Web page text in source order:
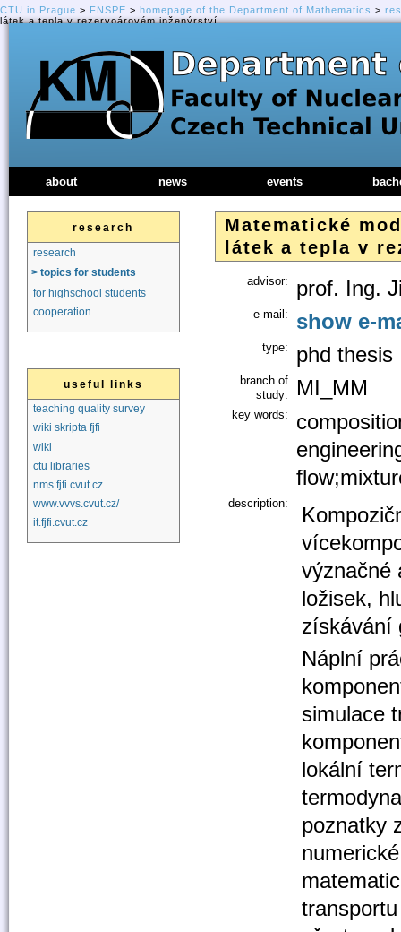
CTU in Prague > FNSPE > homepage of the Department of Mathematics >
látek a tepla v rezervoárovém inženýrství
Matematické
látek a tepla v
advisor: prof. Ing.
e-mail: show e-
type: phd thesis
branch of
study:
MI_MM
key words:
description:
význačné
ložisek,
získávání
Náplní
simulace
lokální
poznatky
about news events
research
research
> topics for students
for highschool students
cooperation
useful links
teaching quality survey
wiki skripta fjfi
wiki
ctu libraries
nms.fjfi.cvut.cz
www.vvvs.cvut.cz/
it.fjfi.cvut.cz